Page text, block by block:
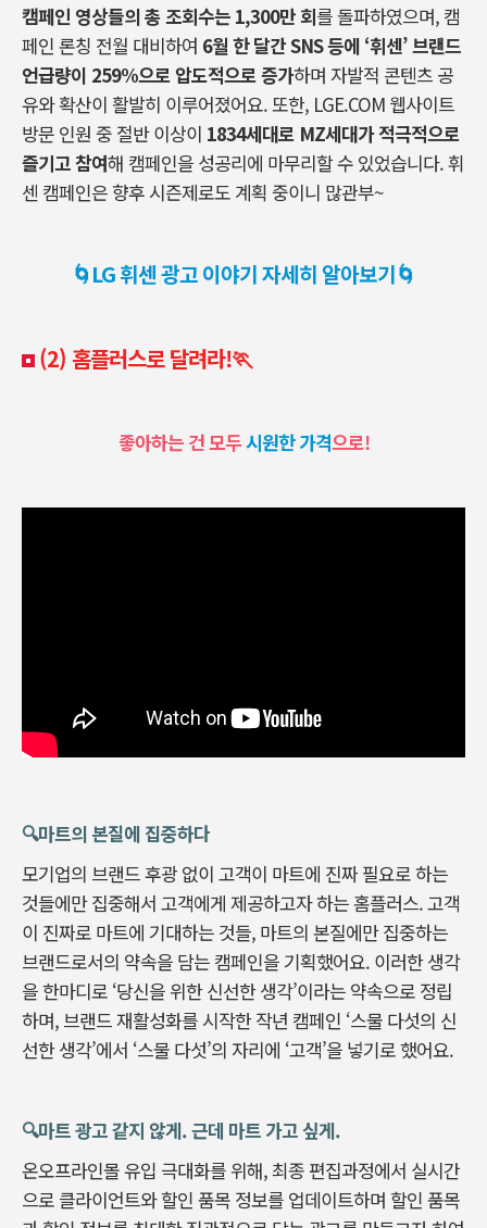
캠페인 영상들의 총 조회수는 1,300만 회를 돌파하였으며, 캠
페인 론칭 전월 대비하여 6월 한 달간 SNS 등에 ‘휘센’ 브랜드
언급량이 259%으로 압도적으로 증가하며 자발적 콘텐츠 공
유와 확산이 활발히 이루어졌어요. 또한, LGE.COM 웹사이트
방문 인원 중 절반 이상이 1834세대로 MZ세대가 적극적으로
즐기고 참여해 캠페인을 성공리에 마무리할 수 있었습니다. 휘
센 캠페인은 향후 시즌제로도 계획 중이니 많관부~
🌀LG 휘센 광고 이야기 자세히 알아보기🌀
(2) 홈플러스로 달려라!🏃
좋아하는 건 모두시원한 가격으로!
🔍️마트의 본질에 집중하다
모기업의 브랜드 후광 없이 고객이 마트에 진짜 필요로 하는
것들에만 집중해서 고객에게 제공하고자 하는 홈플러스. 고객
이 진짜로 마트에 기대하는 것들, 마트의 본질에만 집중하는
브랜드로서의 약속을 담는 캠페인을 기획했어요. 이러한 생각
을 한마디로 ‘당신을 위한 신선한 생각’이라는 약속으로 정립
하며, 브랜드 재활성화를 시작한 작년 캠페인 ‘스물 다섯의 신
선한 생각’에서 ‘스물 다섯’의 자리에 ‘고객’을 넣기로 했어요.
🔍️마트 광고 같지 않게. 근데 마트 가고 싶게.
온오프라인몰 유입 극대화를 위해, 최종 편집과정에서 실시간
으로 클라이언트와 할인 품목 정보를 업데이트하며 할인 품목